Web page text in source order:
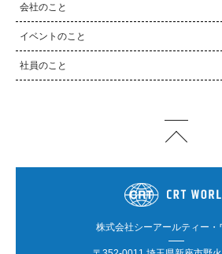
会社のこと
イベントのこと
社員のこと
株式会社シーアールティー・